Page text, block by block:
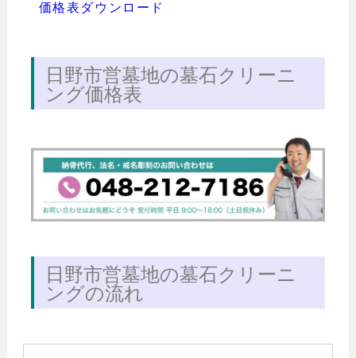
価格表ダウンロード
日野市営墓地の墓石クリーニ
ング価格表
日野市営墓地の墓石クリーニ
ングの流れ